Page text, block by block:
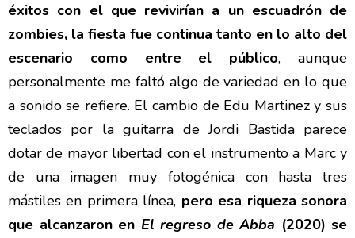
éxitos con el que revivirían a un escuadrón de
zombies, la fiesta fue continua tanto en lo alto del
escenario como entre el público, aunque
personalmente me faltó algo de variedad en lo que
a sonido se refiere. El cambio de Edu Martinez y sus
teclados por la guitarra de Jordi Bastida parece
dotar de mayor libertad con el instrumento a Marc y
de una imagen muy fotogénica con hasta tres
mástiles en primera línea, pero esa riqueza sonora
que alcanzaron en El regreso de Abba (2020) se